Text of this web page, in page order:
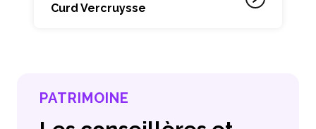
Curd Vercruysse
PATRIMOINE